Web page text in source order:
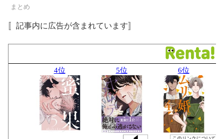
まとめ
〚記事内に広告が含まれています〛